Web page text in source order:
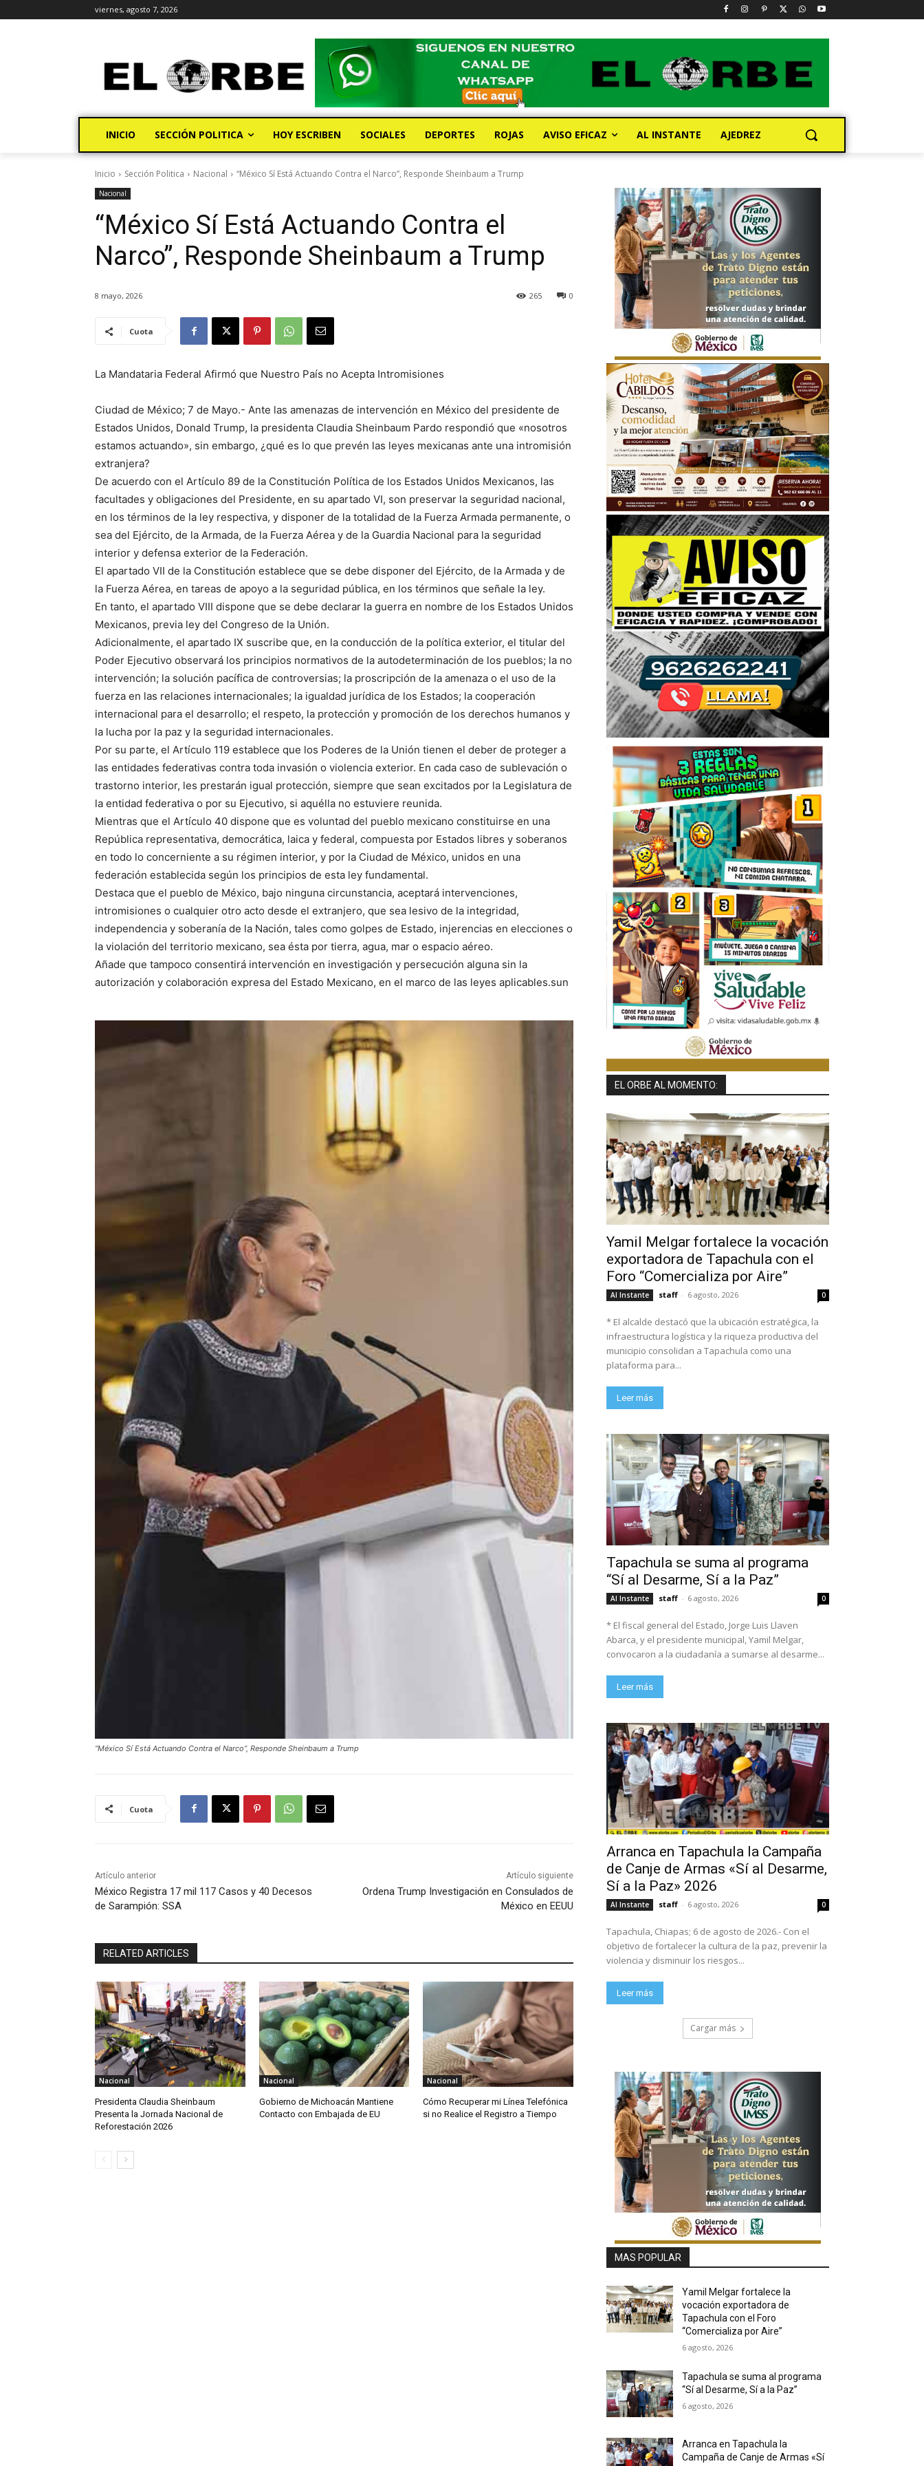
viernes, agosto 7, 2026
INICIO SECCIÓN POLITICA HOY ESCRIBEN SOCIALES DEPORTES ROJAS AVISO EFICAZ AL INSTANTE AJEDREZ
Inicio Sección Politica Nacional “México Sí Está Actuando Contra el Narco”, Responde Sheinbaum a Trump
Nacional
“México Sí Está Actuando Contra el
Narco”, Responde Sheinbaum a Trump
8 mayo, 2026 0
265
Cuota
La Mandataria Federal Afirmó que Nuestro País no Acepta Intromisiones
Ciudad de México; 7 de Mayo.- Ante las amenazas de intervención en México del presidente de
Estados Unidos, Donald Trump, la presidenta Claudia Sheinbaum Pardo respondió que «nosotros
estamos actuando», sin embargo, ¿qué es lo que prevén las leyes mexicanas ante una intromisión
extranjera?
De acuerdo con el Artículo 89 de la Constitución Política de los Estados Unidos Mexicanos, las
facultades y obligaciones del Presidente, en su apartado VI, son preservar la seguridad nacional,
en los términos de la ley respectiva, y disponer de la totalidad de la Fuerza Armada permanente, o
sea del Ejército, de la Armada, de la Fuerza Aérea y de la Guardia Nacional para la seguridad
interior y defensa exterior de la Federación.
El apartado VII de la Constitución establece que se debe disponer del Ejército, de la Armada y de
la Fuerza Aérea, en tareas de apoyo a la seguridad pública, en los términos que señale la ley.
En tanto, el apartado VIII dispone que se debe declarar la guerra en nombre de los Estados Unidos
Mexicanos, previa ley del Congreso de la Unión.
Adicionalmente, el apartado IX suscribe que, en la conducción de la política exterior, el titular del
Poder Ejecutivo observará los principios normativos de la autodeterminación de los pueblos; la no
intervención; la solución pacífica de controversias; la proscripción de la amenaza o el uso de la
fuerza en las relaciones internacionales; la igualdad jurídica de los Estados; la cooperación
internacional para el desarrollo; el respeto, la protección y promoción de los derechos humanos y
la lucha por la paz y la seguridad internacionales.
Por su parte, el Artículo 119 establece que los Poderes de la Unión tienen el deber de proteger a
las entidades federativas contra toda invasión o violencia exterior. En cada caso de sublevación o
trastorno interior, les prestarán igual protección, siempre que sean excitados por la Legislatura de
la entidad federativa o por su Ejecutivo, si aquélla no estuviere reunida.
Mientras que el Artículo 40 dispone que es voluntad del pueblo mexicano constituirse en una
República representativa, democrática, laica y federal, compuesta por Estados libres y soberanos
en todo lo concerniente a su régimen interior, y por la Ciudad de México, unidos en una
federación establecida según los principios de esta ley fundamental.
Destaca que el pueblo de México, bajo ninguna circunstancia, aceptará intervenciones,
intromisiones o cualquier otro acto desde el extranjero, que sea lesivo de la integridad,
independencia y soberanía de la Nación, tales como golpes de Estado, injerencias en elecciones o
la violación del territorio mexicano, sea ésta por tierra, agua, mar o espacio aéreo.
Añade que tampoco consentirá intervención en investigación y persecución alguna sin la
autorización y colaboración expresa del Estado Mexicano, en el marco de las leyes aplicables.sun
“México Sí Está Actuando Contra el Narco”, Responde Sheinbaum a Trump
Cuota
Artículo anterior
México Registra 17 mil 117 Casos y 40 Decesos
de Sarampión: SSA
Artículo siguiente
Ordena Trump Investigación en Consulados de
México en EEUU
RELATED ARTICLES
Nacional
Presidenta Claudia Sheinbaum
Presenta la Jornada Nacional de
Reforestación 2026
Nacional
Gobierno de Michoacán Mantiene
Contacto con Embajada de EU
Nacional
Cómo Recuperar mi Línea Telefónica
si no Realice el Registro a Tiempo
EL ORBE AL MOMENTO:
Yamil Melgar fortalece la vocación
exportadora de Tapachula con el
Foro “Comercializa por Aire”
Al Instante staff - 6 agosto, 2026 0
* El alcalde destacó que la ubicación estratégica, la
infraestructura logística y la riqueza productiva del
municipio consolidan a Tapachula como una
plataforma para...
Leer más
Tapachula se suma al programa
“Sí al Desarme, Sí a la Paz”
Al Instante staff - 6 agosto, 2026 0
* El fiscal general del Estado, Jorge Luis Llaven
Abarca, y el presidente municipal, Yamil Melgar,
convocaron a la ciudadanía a sumarse al desarme...
Leer más
Arranca en Tapachula la Campaña
de Canje de Armas «Sí al Desarme,
Sí a la Paz» 2026
Al Instante staff - 6 agosto, 2026 0
Tapachula, Chiapas; 6 de agosto de 2026.- Con el
objetivo de fortalecer la cultura de la paz, prevenir la
violencia y disminuir los riesgos...
Leer más
Cargar más
MAS POPULAR
Yamil Melgar fortalece la
vocación exportadora de
Tapachula con el Foro
“Comercializa por Aire”
6 agosto, 2026
Tapachula se suma al programa
“Sí al Desarme, Sí a la Paz”
6 agosto, 2026
Arranca en Tapachula la
Campaña de Canje de Armas «Sí